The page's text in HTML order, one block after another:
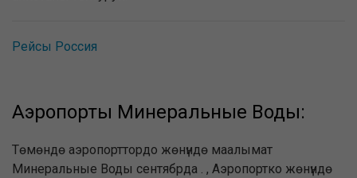
Рейсы Россия
Аэропорты Минеральные Воды:
Төмөндө аэропорттордо жөнүндө маалымат
Минеральные Воды сентябрда . , Аэропортко жөнүндө